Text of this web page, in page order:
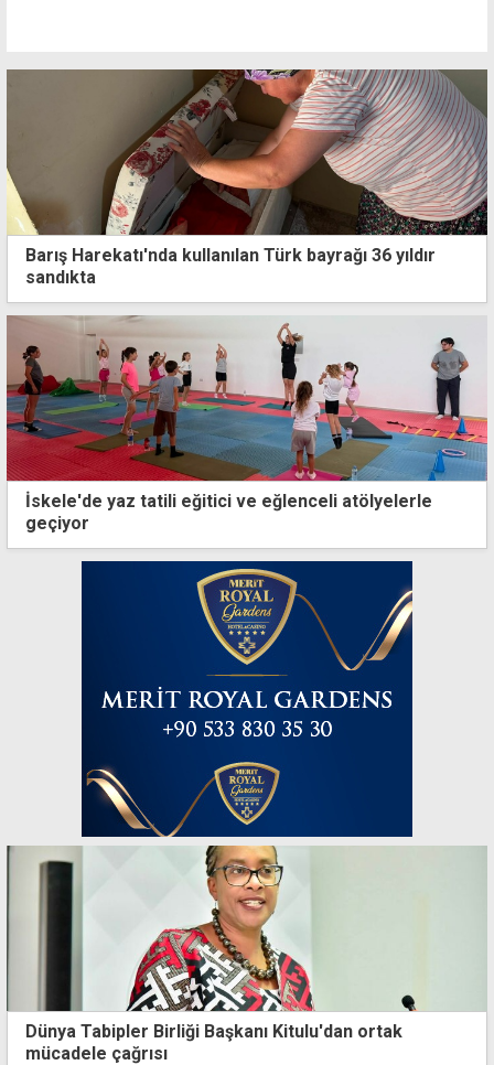
Barış Harekatı'nda kullanılan Türk bayrağı 36 yıldır
sandıkta
İskele'de yaz tatili eğitici ve eğlenceli atölyelerle
geçiyor
Dünya Tabipler Birliği Başkanı Kitulu'dan ortak
mücadele çağrısı